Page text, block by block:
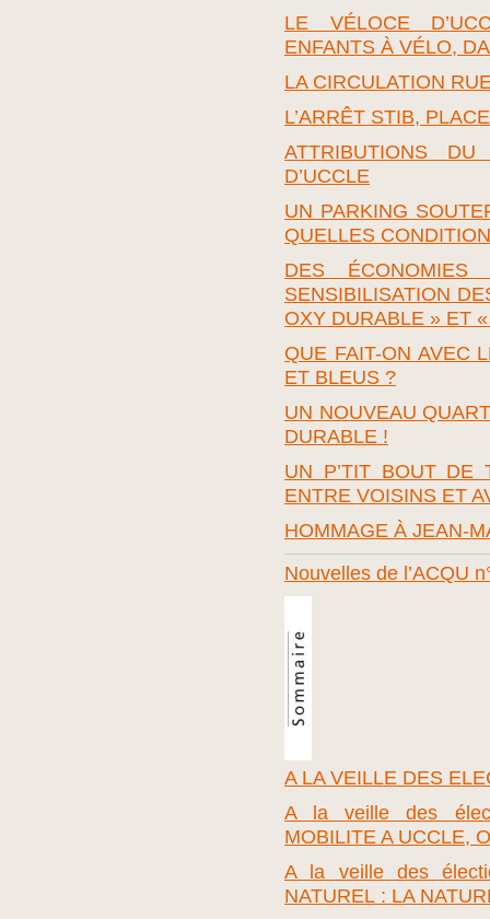
LE VÉLOCE
ENFANTS À VÉLO,
LA CIRCULATION
L’ARRÊT STIB,
ATTRIBUTIONS
D’UCCLE
UN PARKING
QUELLES
DES
SENSIBILISATION
OXY DURABLE » ET
QUE FAIT-ON AVEC
ET BLEUS ?
UN NOUVEAU
DURABLE !
UN P’TIT BOUT DE
ENTRE VOISINS ET
HOMMAGE À JEAN-
Nouvelles de l’ACQU
A LA VEILLE DES
A la veille des
MOBILITE A UCCLE,
A la veille des
NATUREL : LA